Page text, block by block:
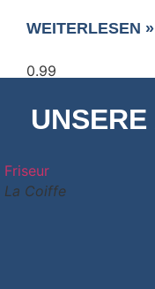
WEITERLESEN »
UNSERE
Friseur
La Coiffe